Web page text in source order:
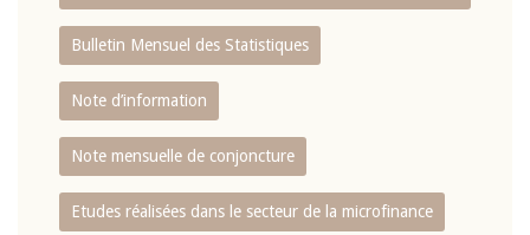
Bulletin Mensuel des Statistiques
Note d’information
Note mensuelle de conjoncture
Etudes réalisées dans le secteur de la microfinance